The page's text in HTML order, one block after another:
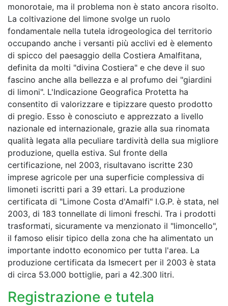
monorotaie, ma il problema non è stato ancora risolto.
La coltivazione del limone svolge un ruolo
fondamentale nella tutela idrogeologica del territorio
occupando anche i versanti più acclivi ed è elemento
di spicco del paesaggio della Costiera Amalfitana,
definita da molti "divina Costiera" e che deve il suo
fascino anche alla bellezza e al profumo dei "giardini
di limoni". L'Indicazione Geografica Protetta ha
consentito di valorizzare e tipizzare questo prodotto
di pregio. Esso è conosciuto e apprezzato a livello
nazionale ed internazionale, grazie alla sua rinomata
qualità legata alla peculiare tardività della sua migliore
produzione, quella estiva. Sul fronte della
certificazione, nel 2003, risultavano iscritte 230
imprese agricole per una superficie complessiva di
limoneti iscritti pari a 39 ettari. La produzione
certificata di "Limone Costa d'Amalfi" I.G.P. è stata, nel
2003, di 183 tonnellate di limoni freschi. Tra i prodotti
trasformati, sicuramente va menzionato il "limoncello",
il famoso elisir tipico della zona che ha alimentato un
importante indotto economico per tutta l'area. La
produzione certificata da Ismecert per il 2003 è stata
di circa 53.000 bottiglie, pari a 42.300 litri.
Registrazione e tutela